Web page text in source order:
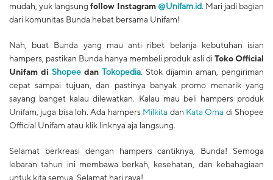
mudah, yuk langsungfollow Instagram @Unifam.id. Mari jadi bagian
dari komunitas Bunda hebat bersama Unifam!
​Nah, buat Bunda yang mau anti ribet belanja kebutuhan isian
hampers, pastikan Bunda hanya membeli produk asli di Toko Official
Unifam di Shopee dan Tokopedia. Stok dijamin aman, pengiriman
cepat sampai tujuan, dan pastinya banyak promo menarik yang
sayang banget kalau dilewatkan. Kalau mau beli hampers produk
Unifam, juga bisa loh. Ada hampers Milkita dan Kata Oma di Shopee
Official Unifam atau klik linknya aja langsung.
​Selamat berkreasi dengan hampers cantiknya, Bunda! Semoga
lebaran tahun ini membawa berkah, kesehatan, dan kebahagiaan
untuk kita semua. Selamat hari raya!